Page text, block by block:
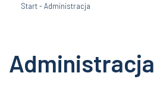
Start-Administracja
Administracja